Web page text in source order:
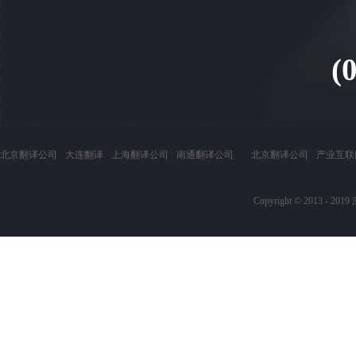
北京翻译公司 大连翻译 上海翻译公司 南通翻译公司 北京翻译公司 产业互
Copyright © 2013 -